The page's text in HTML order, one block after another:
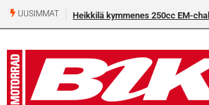
UUSIMMAT Heikkilä kymmenes 250cc EM-